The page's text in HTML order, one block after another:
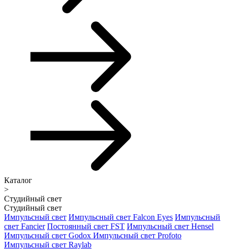
Каталог
>
Студийный свет
Студийный свет
Импульсный свет Импульсный свет Falcon Eyes Импульсный
свет Fancier Постоянный свет FST Импульсный свет Hensel
Импульсный свет Godox Импульсный свет Profoto
Импульсный свет Raylab